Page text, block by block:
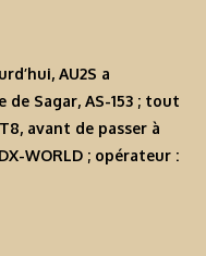
AU2S a
Sagar, AS-153 ; tout
avant de passer à
WORLD ; opérateur :